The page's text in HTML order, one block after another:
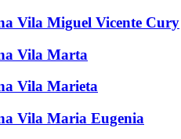
Vila Miguel Vicente Cury
Vila Marta
Vila Marieta
Vila Maria Eugenia